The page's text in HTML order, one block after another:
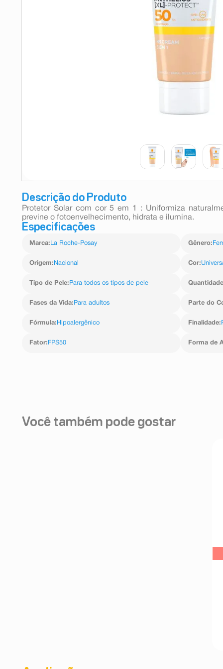
Descrição do Produto
Protetor Solar com cor 5 em 1 : Uniformiza
previne o fotoenvelhecimento, hidrata e ilumina.
Especificações
Marca: La Roche-Posay Gênero:
Origem: Nacional Cor:
Tipo de Pele: Para todos os tipos de pele Quantidade
Fases da Vida: Para adultos Parte do
Fórmula: Hipoalergênico Finalidade:
Fator: FPS50 Forma de
Você também pode gostar
absorvente
shampoo